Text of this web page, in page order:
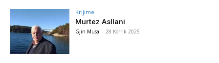
Krijime
Murtez Asllani
Gjin Musa - 28 Korrik 2025